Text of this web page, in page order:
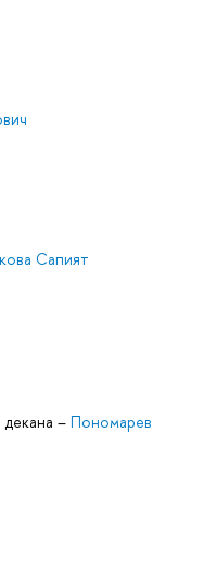
Сапият
– Пономарев